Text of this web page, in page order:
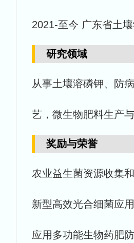
2021-至今 广东省土
研究领域
从事土壤溶磷钾、防
艺，微生物肥料生产与
奖励与荣誉
农业益生菌资源收集
新型高效光合细菌应
应用多功能生物药肥